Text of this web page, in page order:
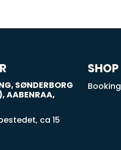
SØNDERBORG
AABENRAA,
ca 15
SHOP
Booking